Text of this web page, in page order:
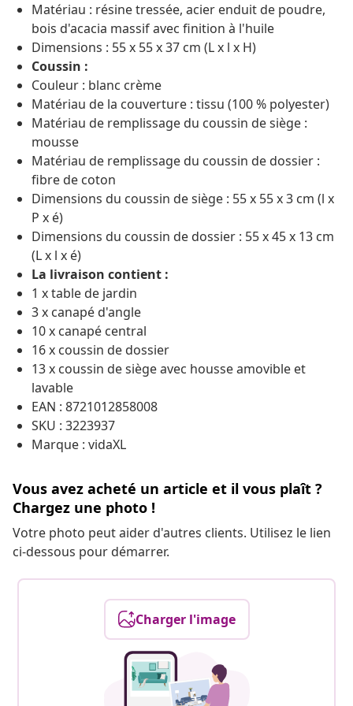
Matériau : résine tressée, acier enduit de poudre,
bois d'acacia massif avec finition à l'huile
Dimensions : 55 x 55 x 37 cm (L x l x H)
Coussin :
Couleur : blanc crème
Matériau de la couverture : tissu (100 % polyester)
Matériau de remplissage du coussin de siège :
mousse
Matériau de remplissage du coussin de dossier :
fibre de coton
Dimensions du coussin de siège : 55 x 55 x 3 cm (l x
P x é)
Dimensions du coussin de dossier : 55 x 45 x 13 cm
(L x l x é)
La livraison contient :
1 x table de jardin
3 x canapé d'angle
10 x canapé central
16 x coussin de dossier
13 x coussin de siège avec housse amovible et
lavable
EAN : 8721012858008
SKU : 3223937
Marque : vidaXL
Vous avez acheté un article et il vous plaît ?
Chargez une photo !
Votre photo peut aider d'autres clients. Utilisez le lien
ci-dessous pour démarrer.
Charger l'image